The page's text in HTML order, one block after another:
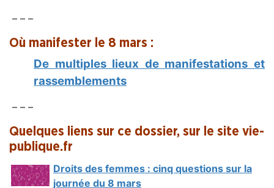
– – –
Où manifester le 8 mars :
De multiples lieux de manifestations et
rassemblements
– – –
Quelques liens sur ce dossier, sur le site vie-
publique.fr
Droits des femmes : cinq questions sur la
journée du 8 mars